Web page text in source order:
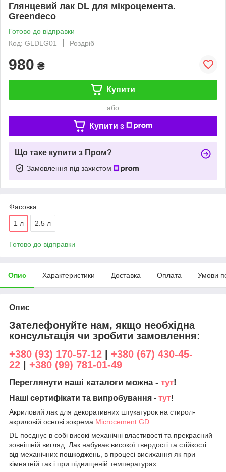
Глянцевий лак DL для мікроцемента.
Greendeco
Готово до відправки
Код: GLDLG01
Роздріб
980 ₴
Купити
або
Купити з
Що таке купити з Пром?
Замовлення під захистом
Фасовка
1 л 2.5 л
Готово до відправки
Опис Характеристики Доставка Оплата Умови
Опис
Зателефонуйте нам, якщо необхідна
консультація чи зробити замовлення:
+380 (93) 170-57-12
+380 (67) 430-45-
22
+380 (99) 781-01-49
Переглянути наші каталоги можна - тут!
Наші сертифікати та випробування - тут!
Акриловий лак для декоративних штукатурок на стирол-
акриловій основі зокрема Microcement GD
DL поєднує в собі високі механічні властивості та прекрасний
зовнішній вигляд. Лак набуває високої твердості та стійкості
від механічних пошкоджень, в процесі висихання як при
кімнатній так і при підвищеній температурах.